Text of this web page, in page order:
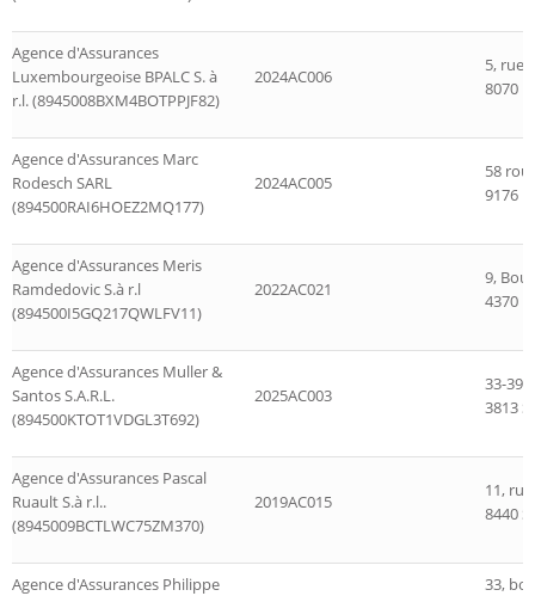
Agence d'Assurances
Luxembourgeoise BPALC S. à
r.l. (8945008BXM4BOTPPJF82)
2024AC006
5, rue
8070
Agence d'Assurances Marc
Rodesch SARL
(894500RAI6HOEZ2MQ177)
2024AC005
58
9176
Agence d'Assurances Meris
Ramdedovic S.à r.l
(894500I5GQ217QWLFV11)
2022AC021
9,
4370
Agence d'Assurances Muller &
Santos S.A.R.L.
(894500KTOT1VDGL3T692)
2025AC003
33-39,
3813
Agence d'Assurances Pascal
Ruault S.à r.l..
(8945009BCTLWC75ZM370)
2019AC015
11,
8440
Agence d'Assurances Philippe
33,